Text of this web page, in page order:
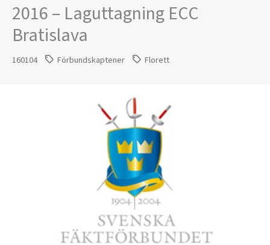
2016 – Laguttagning ECC
Bratislava
160104 Förbundskaptener Florett